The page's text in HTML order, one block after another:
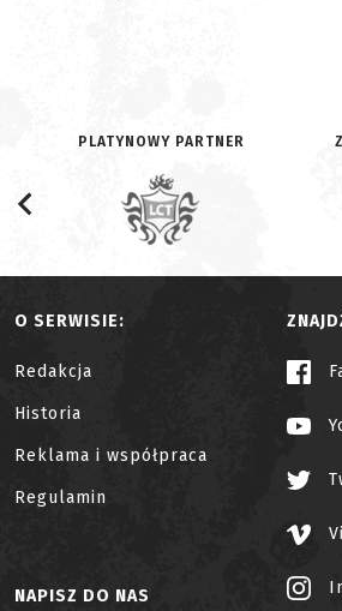
PLATYNOWY PARTNER
O SERWISIE:
Redakcja
Historia
Reklama i współpraca
Regulamin
NAPISZ DO NAS